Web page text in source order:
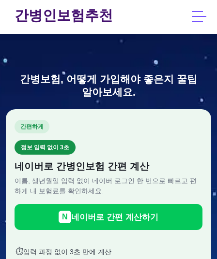
간병인보험추천
간병보험, 어떻게 가입해야 좋은지 꿀팁
알아보세요.
간편하게
정보 입력 없이 3초
네이버로 간병인보험 간편 계산
이름, 생년월일 입력 없이 네이버 로그인 한 번으로 빠르고 편
하게 내 보험료를 확인하세요.
N 네이버로 간편 계산하기
⏱입력 과정 없이 3초 만에 계산